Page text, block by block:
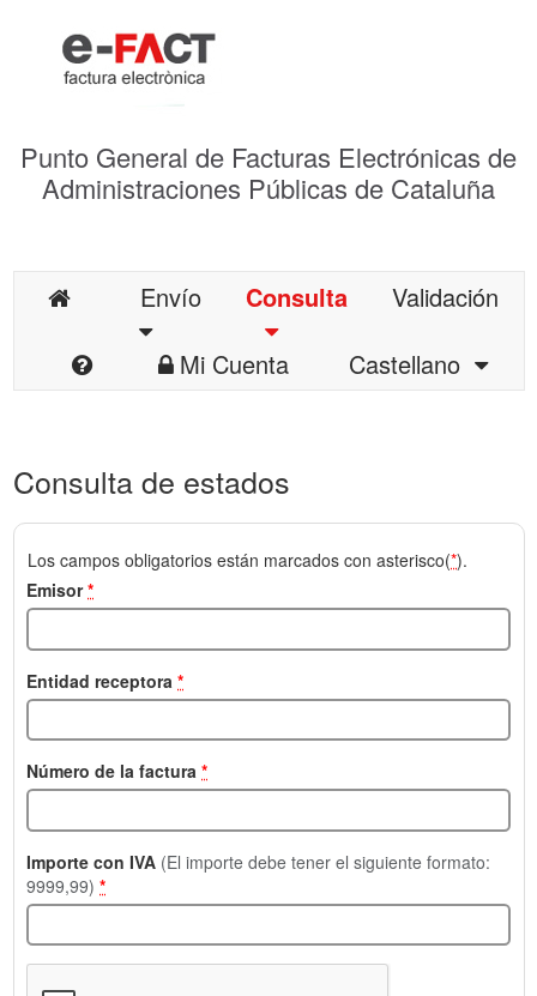
Punto General de Facturas Electrónicas de
Administraciones Públicas de Cataluña
Envío Consulta
Validación
Mi Cuenta
Castellano
Consulta de estados
Los campos obligatorios están marcados con asterisco(*).
Emisor*
Entidad receptora *
Número de la factura *
Importe con IVA (El importe debe tener el siguiente formato:
9999,99) *